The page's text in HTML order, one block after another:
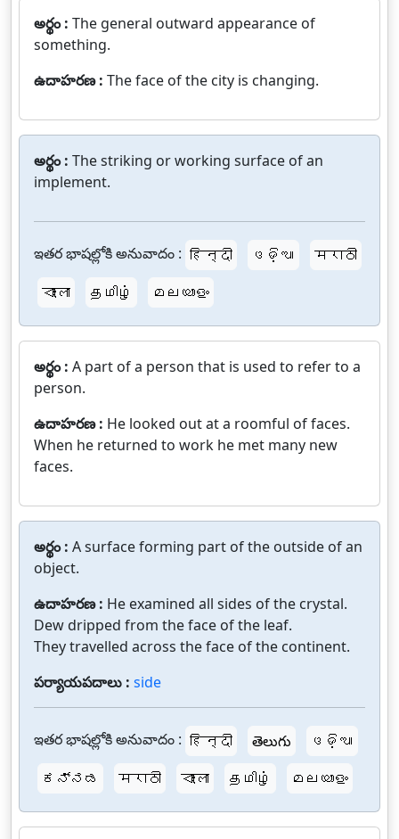
అర్థం : The general outward appearance of
something.
ఉదాహరణ : The face of the city is changing.
అర్థం : The striking or working surface of an
implement.
ఇతర భాషల్లోకి అనువాదం : हिन्दी ଓଡ଼ିଆ
मराठी
বাংলা
தமிழ் മലയാളം
అర్థం : A part of a person that is used to refer to a
person.
ఉదాహరణ : He looked out at a roomful of faces.
When he returned to work he met many new
faces.
అర్థం : A surface forming part of the outside of an
object.
ఉదాహరణ : He examined all sides of the crystal.
Dew dripped from the face of the leaf.
They travelled across the face of the continent.
పర్యాయపదాలు : side
ఇతర భాషల్లోకి అనువాదం : हिन्दी తెలుగు
ଓଡ଼ିଆ
ಕನ್ನಡ
मराठी বাংলা தமிழ் മലയാളം